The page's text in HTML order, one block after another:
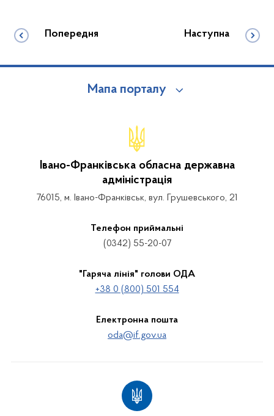
Попередня Наступна
Мапа порталу
Івано-Франківська обласна державна
адміністрація
76015, м. Івано-Франківськ, вул. Грушевського, 21
Телефон приймальні
(0342) 55-20-07
"Гаряча лінія" голови ОДА
+38 0 (800) 501 554
Електронна пошта
oda@if.gov.ua